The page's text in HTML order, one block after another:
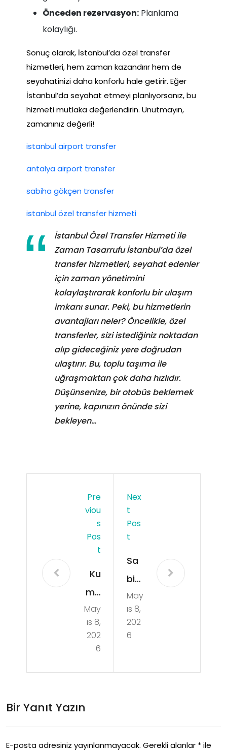
Önceden rezervasyon: Planlama
kolaylığı.
Sonuç olarak, İstanbul’da özel transfer
hizmetleri, hem zaman kazandırır hem de
seyahatinizi daha konforlu hale getirir. Eğer
İstanbul’da seyahat etmeyi planlıyorsanız, bu
hizmeti mutlaka değerlendirin. Unutmayın,
zamanınız değerli!
istanbul airport transfer
antalya airport transfer
sabiha gökçen transfer
istanbul özel transfer hizmeti
İstanbul Özel Transfer Hizmeti ile
Zaman Tasarrufu İstanbul’da özel
transfer hizmetleri, seyahat edenler
için zaman yönetimini
kolaylaştırarak konforlu bir ulaşım
imkanı sunar. Peki, bu hizmetlerin
avantajları neler? Öncelikle, özel
transferler, sizi istediğiniz noktadan
alıp gideceğiniz yere doğrudan
ulaştırır. Bu, toplu taşıma ile
uğraşmaktan çok daha hızlıdır.
Düşünsenize, bir otobüs beklemek
yerine, kapınızın önünde sizi
bekleyen…
Pre
Viou
S
Pos
T
Ku
ma
rin
Uzu
n
May
ıs 8,
202
6
Nex
T
Pos
T
Sa
bih
a
Go
kce
Tra
e
Hiz
May
ıs 8,
202
6
Bir Yanıt Yazın
E-posta adresiniz yayınlanmayacak. Gerekli alanlar *ile